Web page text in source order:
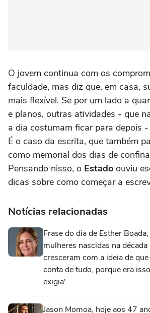
O jovem continua com os
faculdade, mas diz que, em casa,
mais flexível. Se por um lado a
e planos, outras atividades - que
a dia costumam ficar para depois
É o caso da escrita, que também
como memorial dos dias de
Pensando nisso, o Estado ouviu
dicas sobre como começar a
Notícias relacionadas
Frase do dia de Esther
mulheres nascidas na
cresceram com a ideia de
conta de tudo, porque era
exigia'
Jason Momoa, hoje aos 47